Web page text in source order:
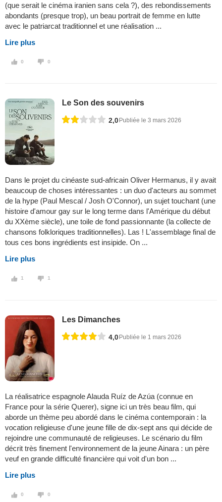
(que serait le cinéma iranien sans cela ?), des rebondissements
abondants (presque trop), un beau portrait de femme en lutte
avec le patriarcat traditionnel et une réalisation ...
Lire plus
0 0
Le Son des souvenirs
2,0 Publiée le 3 mars 2026
Dans le projet du cinéaste sud-africain Oliver Hermanus, il y avait
beaucoup de choses intéressantes : un duo d'acteurs au sommet
de la hype (Paul Mescal / Josh O'Connor), un sujet touchant (une
histoire d'amour gay sur le long terme dans l'Amérique du début
du XXème siècle), une toile de fond passionnante (la collecte de
chansons folkloriques traditionnelles). Las ! L'assemblage final de
tous ces bons ingrédients est insipide. On ...
Lire plus
1 1
Les Dimanches
4,0Publiée le 1 mars 2026
La réalisatrice espagnole Alauda Ruíz de Azúa (connue en
France pour la série Querer), signe ici un très beau film, qui
aborde un thème peu abordé dans le cinéma contemporain : la
vocation religieuse d'une jeune fille de dix-sept ans qui décide de
rejoindre une communauté de religieuses. Le scénario du film
décrit très finement l'environnement de la jeune Ainara : un père
veuf en grande difficulté financière qui voit d'un bon ...
Lire plus
0 0